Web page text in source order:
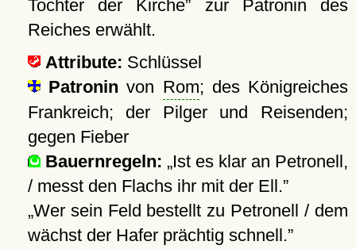
Tochter der Kirche
zur Patronin des
Reiches erwählt.
Attribute: Schlüssel
Patronin von Rom; des Königreiches
Frankreich; der Pilger und Reisenden;
gegen Fieber
Bauernregeln: Ist es klar an Petronell,
/ messt den Flachs ihr mit der Ell.
Wer sein Feld bestellt zu Petronell / dem
wächst der Hafer prächtig schnell.